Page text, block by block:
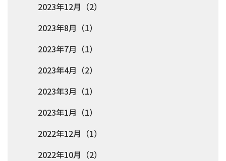
2023年12月（2）
2023年8月（1）
2023年7月（1）
2023年4月（2）
2023年3月（1）
2023年1月（1）
2022年12月（1）
2022年10月（2）